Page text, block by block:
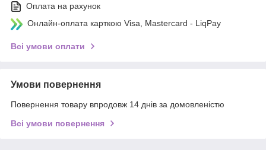
Оплата на рахунок
Онлайн-оплата карткою Visa, Mastercard - LiqPay
Всі умови оплати
Умови повернення
Повернення товару впродовж 14 днів за домовленістю
Всі умови повернення